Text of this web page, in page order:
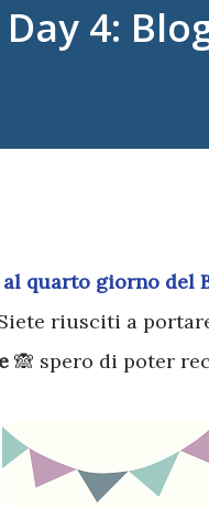
Day 4:
quarto giorno del
riusciti a
🙈 spero di poter